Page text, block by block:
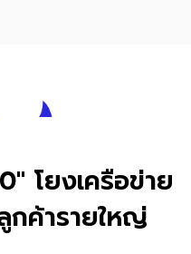
โยงเครือข่าย
กค้ารายใหญ่